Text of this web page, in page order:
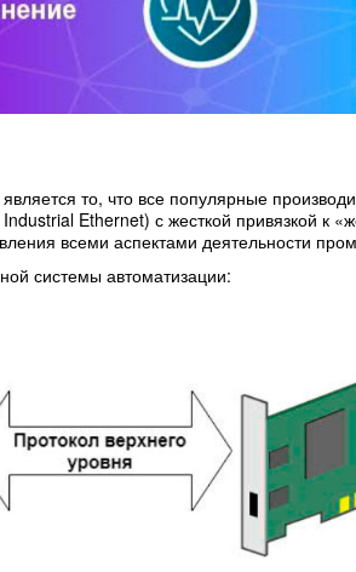
то, что все популярные
Ethernet) с жесткой привязкой к
всеми аспектами деятельности
системы автоматизации: